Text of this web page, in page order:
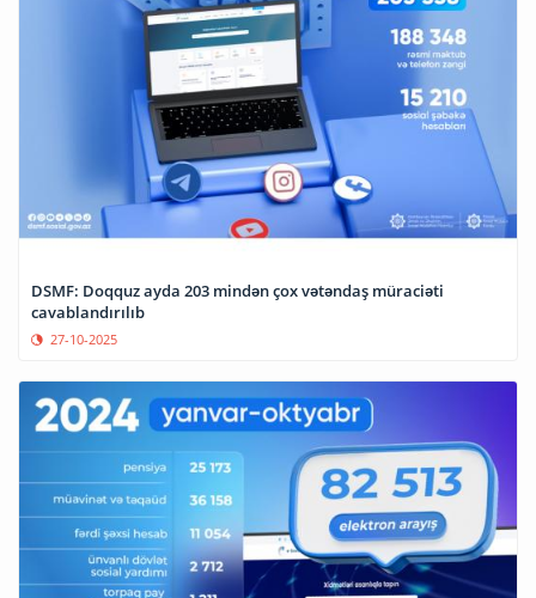
DSMF: Doqquz ayda 203 mindən çox vətəndaş müraciəti
cavablandırılıb
27-10-2025